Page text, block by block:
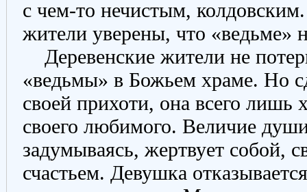
с чем-то нечистым,
жители уверены, что «ведьме»
Деревенские жители не
«ведьмы» в Божьем храме. Но
своей прихоти, она всего лишь
своего любимого. Величие
задумываясь, жертвует собой,
счастьем. Девушка